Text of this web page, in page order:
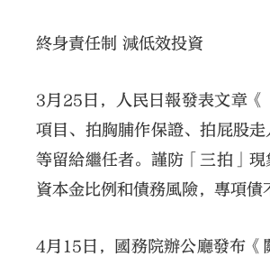
終身責任制 減低效投資
3月25日，人民日報發表文章
項目、拍胸脯作保證、拍屁股
等留給繼任者。謹防「三拍」
資本金比例和債務風險，專項債
4月15日，國務院辦公廳發布《